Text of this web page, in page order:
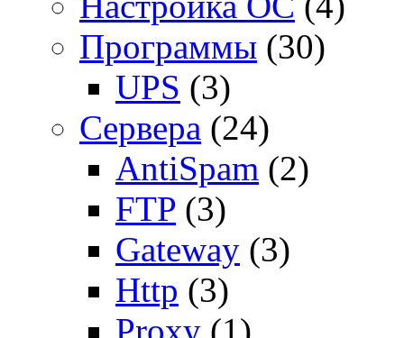
Программы (30)
UPS (3)
Сервера (24)
AntiSpam (2)
FTP (3)
Gateway (3)
Http (3)
Proxy (1)